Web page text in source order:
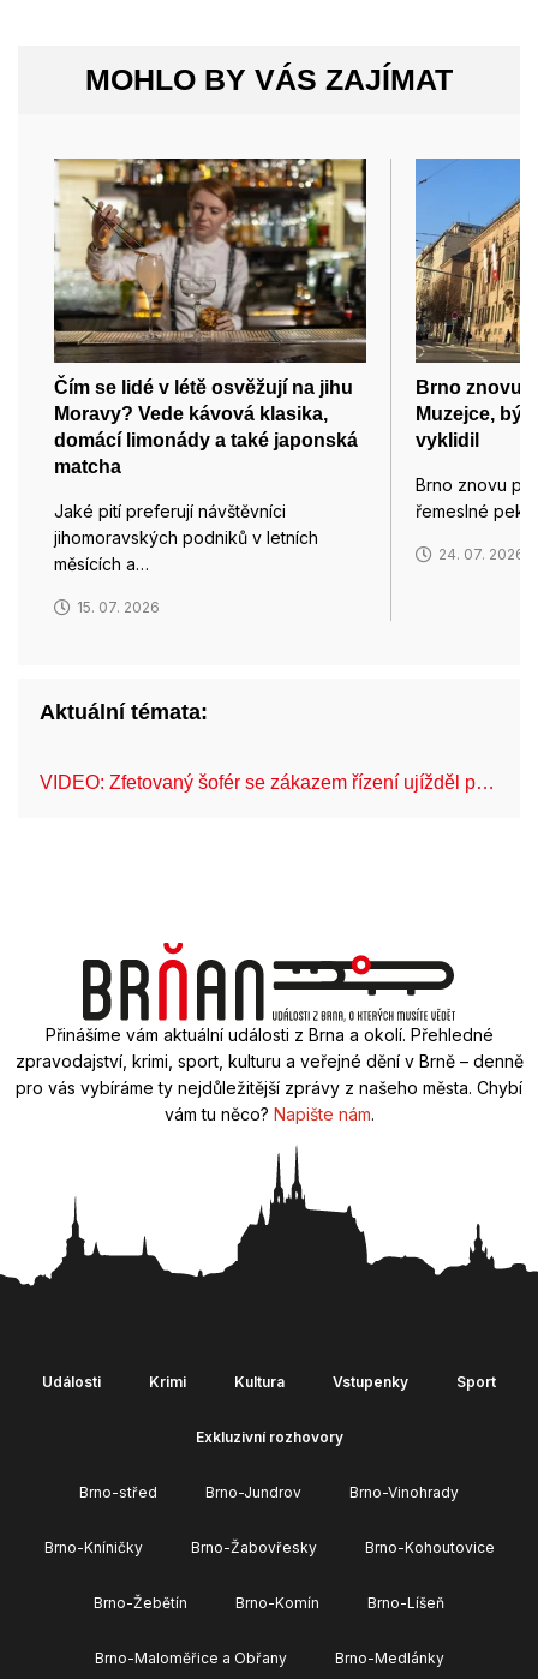
MOHLO BY VÁS ZAJÍMAT
Čím se lidé v létě osvěžují na jihu
Moravy? Vede kávová klasika,
domácí limonády a také japonská
matcha
Jaké pití preferují návštěvníci
jihomoravských podniků v letních
měsících a…
15. 07. 2026
Brno znovu
Muzejce,
vyklidil
Brno znovu
řemeslné
24. 07. 2026
Aktuální témata:
VIDEO: Zfetovaný šofér se zákazem řízení ujížděl p…
Přinášíme vám aktuální události z Brna a okolí. Přehledné
zpravodajství, krimi, sport, kulturu a veřejné dění v Brně – denně
pro vás vybíráme ty nejdůležitější zprávy z našeho města. Chybí
vám tu něco? Napište nám.
Události Krimi Kultura Vstupenky Sport
Exkluzivní rozhovory
Brno-střed Brno-Jundrov Brno-Vinohrady
Brno-Kníničky Brno-Žabovřesky Brno-Kohoutovice
Brno-Žebětín Brno-Komín Brno-Líšeň
Brno-Maloměřice a Obřany Brno-Medlánky